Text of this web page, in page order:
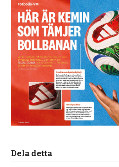
Dela detta